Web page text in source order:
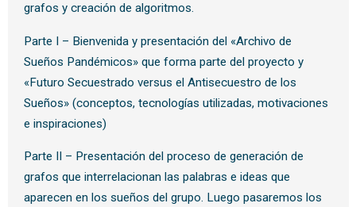
grafos y creación de algoritmos.
Parte I – Bienvenida y presentación del «Archivo de
Sueños Pandémicos» que forma parte del proyecto y
«Futuro Secuestrado versus el Antisecuestro de los
Sueños» (conceptos, tecnologías utilizadas, motivaciones
e inspiraciones)
Parte II – Presentación del proceso de generación de
grafos que interrelacionan las palabras e ideas que
aparecen en los sueños del grupo. Luego pasaremos los